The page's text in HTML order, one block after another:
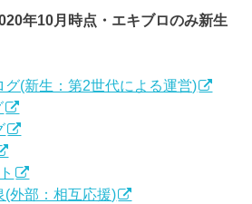
年10月時点・エキブロのみ新生
グ(新生：第2世代による運営)
(外部：相互応援)